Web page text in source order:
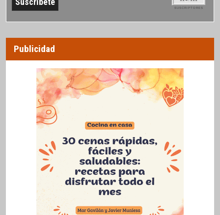
SUSCRIPTORES
Publicidad